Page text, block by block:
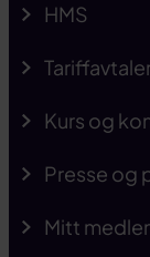
HMS
Kurs og
Presse og
Mitt